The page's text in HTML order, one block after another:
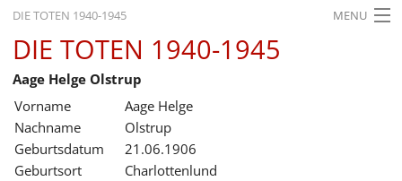
DIE TOTEN 1940-1945 MENU
STARTSEITE
AKTUELLES
AUSSTELLUNGEN
GESCHICHTE
DIE TOTEN 1940-1945
Aage Helge Olstrup
Vorname
Aage Helge
Nachname
Olstrup
Geburtsdatum
21.06.1906
Geburtsort
Charlottenlund